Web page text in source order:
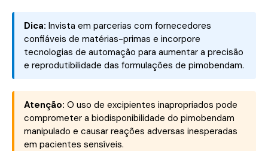
Dica: Invista em parcerias com fornecedores
confiáveis de matérias-primas e incorpore
tecnologias de automação para aumentar a precisão
e reprodutibilidade das formulações de pimobendam.
Atenção: O uso de excipientes inapropriados pode
comprometer a biodisponibilidade do pimobendam
manipulado e causar reações adversas inesperadas
em pacientes sensíveis.